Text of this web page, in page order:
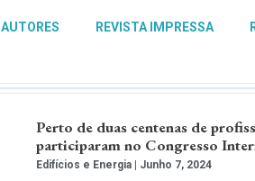
AUTORES REVISTA IMPRESSA
Perto de duas centenas de
participaram no Congresso
Edifícios e Energia Junho 7, 2024